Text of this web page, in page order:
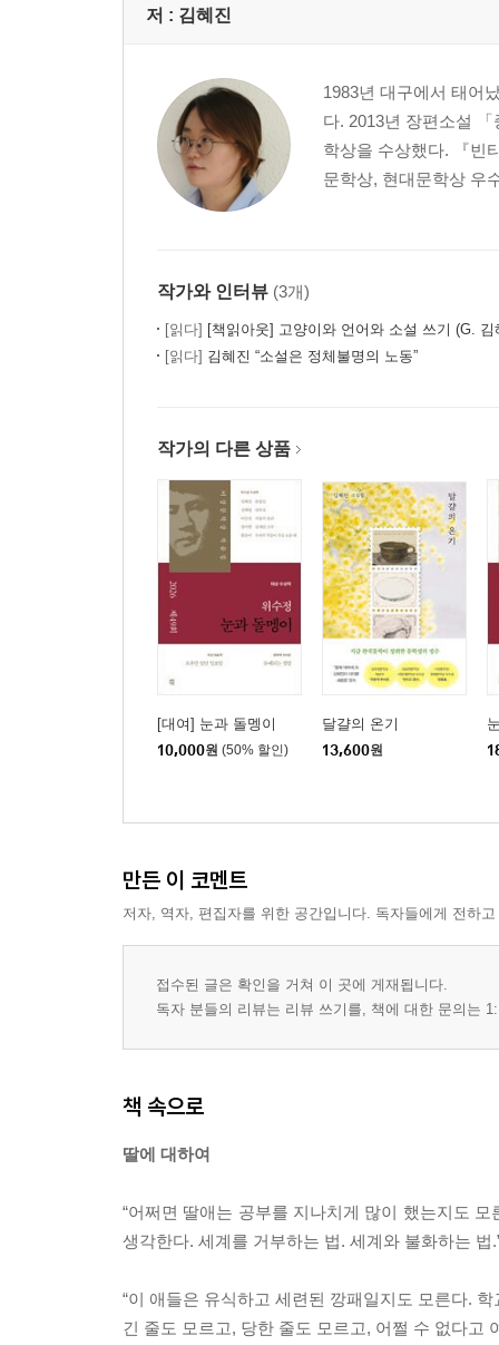
저 : 김혜진
1983년 대구에서 태어
다. 2013년 장편소설
학상을 수상했다. 『빈
문학상, 현대문학상 우
작가와 인터뷰 (3개)
[읽다] [책읽아웃] 고양이와 언어와 소설 쓰기 (G. 김
[읽다] 김혜진 “소설은 정체불명의 노동”
작가의 다른 상품
[대여] 눈과 돌멩이
10,000원 (50% 할인)
달걀의 온기
13,600원
만든 이 코멘트
저자, 역자, 편집자를 위한 공간입니다. 독자들에게 전하
접수된 글은 확인을 거쳐 이 곳에 게재됩니다.
독자 분들의 리뷰는 리뷰 쓰기를, 책에 대한 문의는
책 속으로
딸에 대하여
“어쩌면 딸애는 공부를 지나치게 많이 했는지도
생각한다. 세계를 거부하는 법. 세계와 불화하는 법
“이 애들은 유식하고 세련된 깡패일지도 모른다.
긴 줄도 모르고, 당한 줄도 모르고, 어쩔 수 없다고